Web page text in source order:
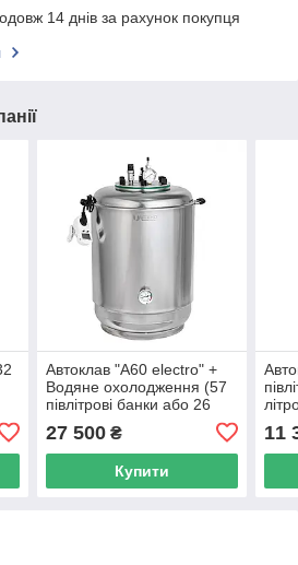
14 днів за рахунок покупця
Автоклав "А60 electro" +
Водяне охолодження (57
півлітрові банки або 26
ЗАМОВЛЕННЯ
27 500₴
Купити
11